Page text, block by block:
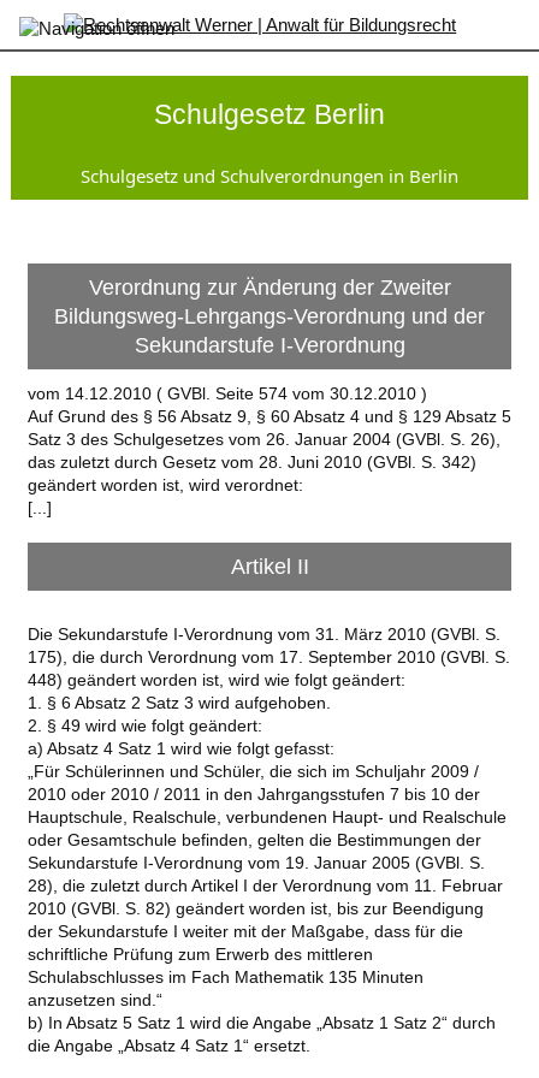
×
Startseite
Gesamtansicht
AufnahmeVO-
JFKSchulG
SchuldatenV
Zeugnisse
Kontakt
Schulgesetz Berlin
Schulgesetz und Schulverordnungen in Berlin
Verordnung zur Änderung der Zweiter
Bildungsweg-Lehrgangs-Verordnung und der
Sekundarstufe I-Verordnung
vom 14.12.2010 ( GVBl. Seite 574 vom 30.12.2010 )
Auf Grund des § 56 Absatz 9, § 60 Absatz 4 und § 129 Absatz 5
Satz 3 des Schulgesetzes vom 26. Januar 2004 (GVBl. S. 26),
das zuletzt durch Gesetz vom 28. Juni 2010 (GVBl. S. 342)
geändert worden ist, wird verordnet:
[...]
Artikel II
Die Sekundarstufe I-Verordnung vom 31. März 2010 (GVBl. S.
175), die durch Verordnung vom 17. September 2010 (GVBl. S.
448) geändert worden ist, wird wie folgt geändert:
1. § 6 Absatz 2 Satz 3 wird aufgehoben.
2. § 49 wird wie folgt geändert:
a) Absatz 4 Satz 1 wird wie folgt gefasst:
„Für Schülerinnen und Schüler, die sich im Schuljahr 2009 /
2010 oder 2010 / 2011 in den Jahrgangsstufen 7 bis 10 der
Hauptschule, Realschule, verbundenen Haupt- und Realschule
oder Gesamtschule befinden, gelten die Bestimmungen der
Sekundarstufe I-Verordnung vom 19. Januar 2005 (GVBl. S.
28), die zuletzt durch Artikel I der Verordnung vom 11. Februar
2010 (GVBl. S. 82) geändert worden ist, bis zur Beendigung
der Sekundarstufe I weiter mit der Maßgabe, dass für die
schriftliche Prüfung zum Erwerb des mittleren
Schulabschlusses im Fach Mathematik 135 Minuten
anzusetzen sind.“
b) In Absatz 5 Satz 1 wird die Angabe „Absatz 1 Satz 2“ durch
die Angabe „Absatz 4 Satz 1“ ersetzt.